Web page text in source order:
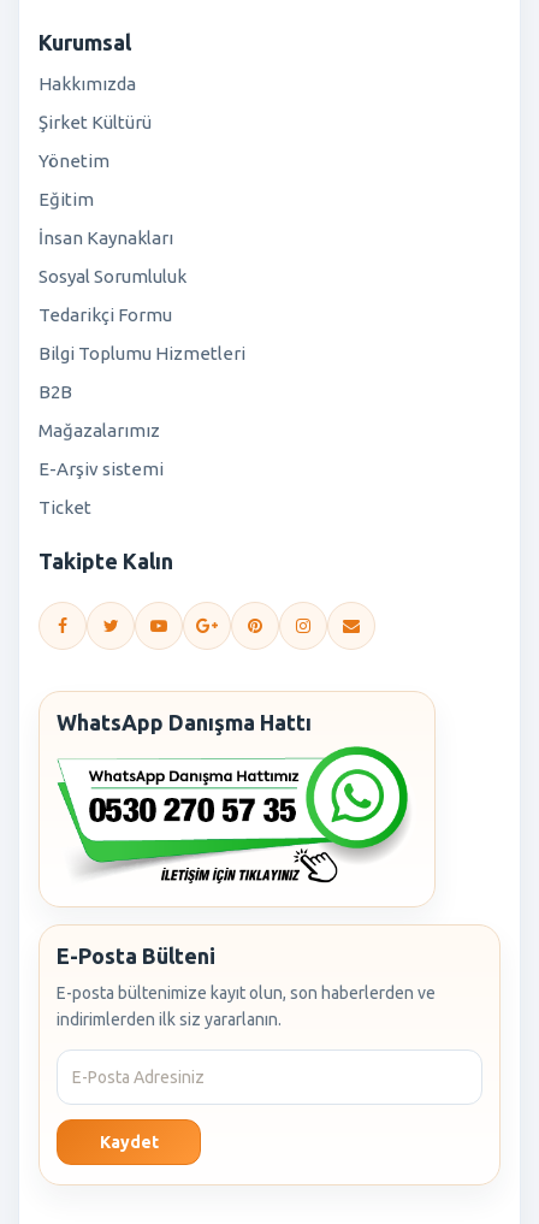
Kurumsal
Hakkımızda
Şirket Kültürü
Yönetim
Eğitim
İnsan Kaynakları
Sosyal Sorumluluk
Tedarikçi Formu
Bilgi Toplumu Hizmetleri
B2B
Mağazalarımız
E-Arşiv sistemi
Ticket
Takipte Kalın
WhatsApp Danışma Hattı
E-Posta Bülteni
E-posta bültenimize kayıt olun, son haberlerden ve
indirimlerden ilk siz yararlanın.
Kaydet